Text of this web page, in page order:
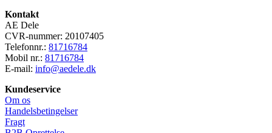
Kontakt
AE Dele
CVR-nummer: 20107405
Telefonnr.: 81716784
Mobil nr.: 81716784
E-mail: info@aedele.dk
Kundeservice
Om os
Handelsbetingelser
Fragt